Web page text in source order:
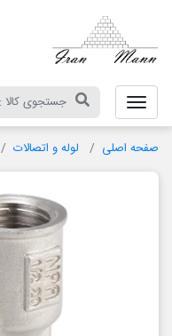
صفحه اصلی لوله و اتصالات